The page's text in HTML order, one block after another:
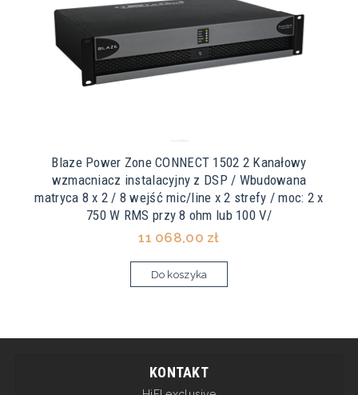
Blaze Power Zone CONNECT 1502 2 Kanałowy
wzmacniacz instalacyjny z DSP / Wbudowana
matryca 8 x 2 / 8 wejść mic/line x 2 strefy / moc: 2 x
750 W RMS przy 8 ohm lub 100 V/
11 068,00 zł
Do koszyka
KONTAKT